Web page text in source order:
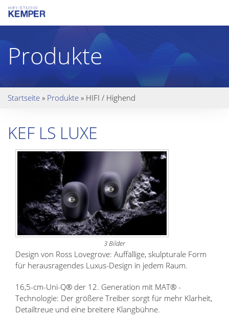
Produkte
Startseite » Produkte » HIFI / Highend
KEF LS LUXE
3 Bilder
Design von Ross Lovegrove: Auffällige, skulpturale Form
für herausragendes Luxus-Design in jedem Raum.
16,5-cm-Uni-Q® der 12. Generation mit MAT® -
Technologie: Der größere Treiber sorgt für mehr Klarheit,
Detailtreue und eine breitere Klangbühne.